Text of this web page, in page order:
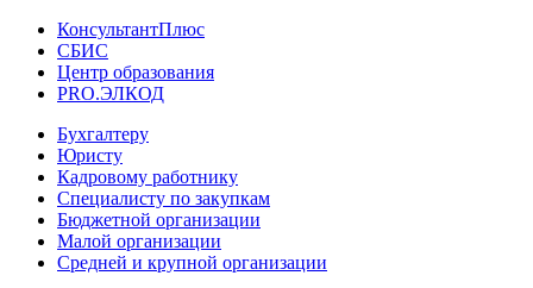
КонсультантПлюс
СБИС
Центр образования
PRO.ЭЛКОД
Бухгалтеру
Юристу
Кадровому работнику
Специалисту по закупкам
Бюджетной организации
Малой организации
Средней и крупной организации